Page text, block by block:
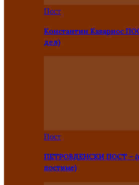
Пост
Константин Каварнос
дел)
Пост
ПЕТРОВДЕНСКИ ПОСТ –
постиме)